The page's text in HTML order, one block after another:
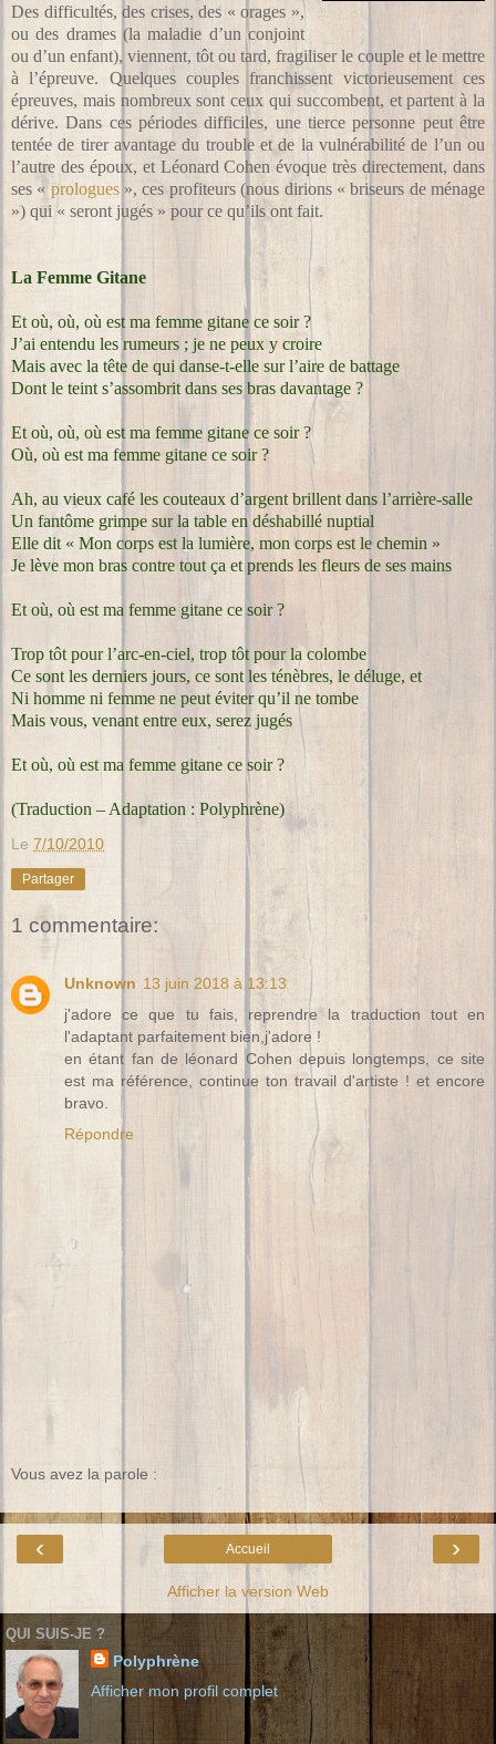
Des difficultés, des crises, des « orages »,
ou des drames (la maladie d’un conjoint
ou d’un enfant), viennent, tôt ou tard, fragiliser le couple et le mettre
à l’épreuve. Quelques couples franchissent victorieusement ces
épreuves, mais nombreux sont ceux qui succombent, et partent à la
dérive. Dans ces périodes difficiles, une tierce personne peut être
tentée de tirer avantage du trouble et de la vulnérabilité de l’un ou
l’autre des époux, et Léonard Cohen évoque très directement, dans
ses «prologues », ces profiteurs (nous dirions « briseurs de ménage
») qui « seront jugés » pour ce qu’ils ont fait.
La Femme Gitane
Et où, où, où est ma femme gitane ce soir ?
J’ai entendu les rumeurs ; je ne peux y croire
Mais avec la tête de qui danse-t-elle sur l’aire de battage
Dont le teint s’assombrit dans ses bras davantage ?
Et où, où, où est ma femme gitane ce soir ?
Où, où est ma femme gitane ce soir ?
Ah, au vieux café les couteaux d’argent brillent dans l’arrière-salle
Un fantôme grimpe sur la table en déshabillé nuptial
Elle dit « Mon corps est la lumière, mon corps est le chemin »
Je lève mon bras contre tout ça et prends les fleurs de ses mains
Et où, où est ma femme gitane ce soir ?
Trop tôt pour l’arc-en-ciel, trop tôt pour la colombe
Ce sont les derniers jours, ce sont les ténèbres, le déluge, et
Ni homme ni femme ne peut éviter qu’il ne tombe
Mais vous, venant entre eux, serez jugés
Et où, où est ma femme gitane ce soir ?
(Traduction – Adaptation : Polyphrène)
Le 7/10/2010
Partager
1 commentaire:
Unknown 13 juin 2018 à 13:13
j'adore ce que tu fais, reprendre la traduction tout en
l'adaptant parfaitement bien,j'adore !
en étant fan de léonard Cohen depuis longtemps, ce site
est ma référence, continue ton travail d'artiste ! et encore
bravo.
Répondre
Vous avez la parole :
‹ ›
Accueil
Afficher la version Web
QUI SUIS-JE ?
Polyphrène
Afficher mon profil complet